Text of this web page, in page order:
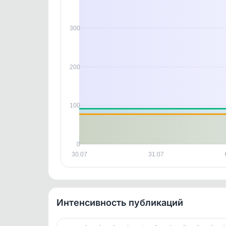
30.07 31.07
300
200
100
0
Интенсивность публикаций